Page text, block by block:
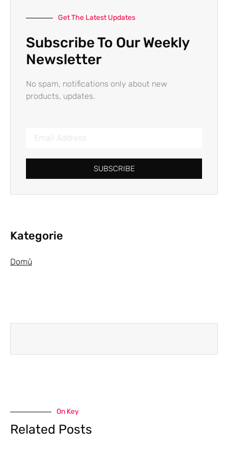
Get The Latest Updates
Subscribe To Our Weekly
Newsletter
No spam, notifications only about new
products, updates.
SUBSCRIBE
Kategorie
Domů
On Key
Related Posts